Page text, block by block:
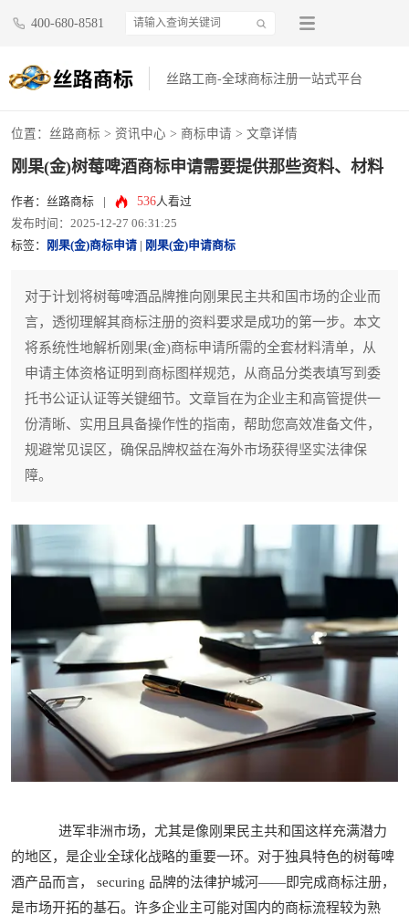
400-680-8581
丝路工商-全球商标注册一站式平台
位置： 丝路商标 > 资讯中心 > 商标申请 > 文章详情
刚果(金)树莓啤酒商标申请需要提供那些资料、材料
作者：丝路商标 536人看过
发布时间：2025-12-27 06:31:25
标签：
刚果(金)商标申请 刚果(金)申请商标
对于计划将树莓啤酒品牌推向刚果民主共和国市场的企业而
言，透彻理解其商标注册的资料要求是成功的第一步。本文
将系统性地解析刚果(金)商标申请所需的全套材料清单，从
申请主体资格证明到商标图样规范，从商品分类表填写到委
托书公证认证等关键细节。文章旨在为企业主和高管提供一
份清晰、实用且具备操作性的指南，帮助您高效准备文件，
规避常见误区，确保品牌权益在海外市场获得坚实法律保
障。
进军非洲市场，尤其是像刚果民主共和国这样充满潜力
的地区，是企业全球化战略的重要一环。对于独具特色的树莓啤
酒产品而言， securing 品牌的法律护城河——即完成商标注册，
是市场开拓的基石。许多企业主可能对国内的商标流程较为熟